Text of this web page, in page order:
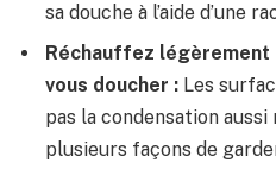
sa douche à l’aide d’une
Réchauffez légèrement
vous doucher : Les
pas la condensation
plusieurs façons de